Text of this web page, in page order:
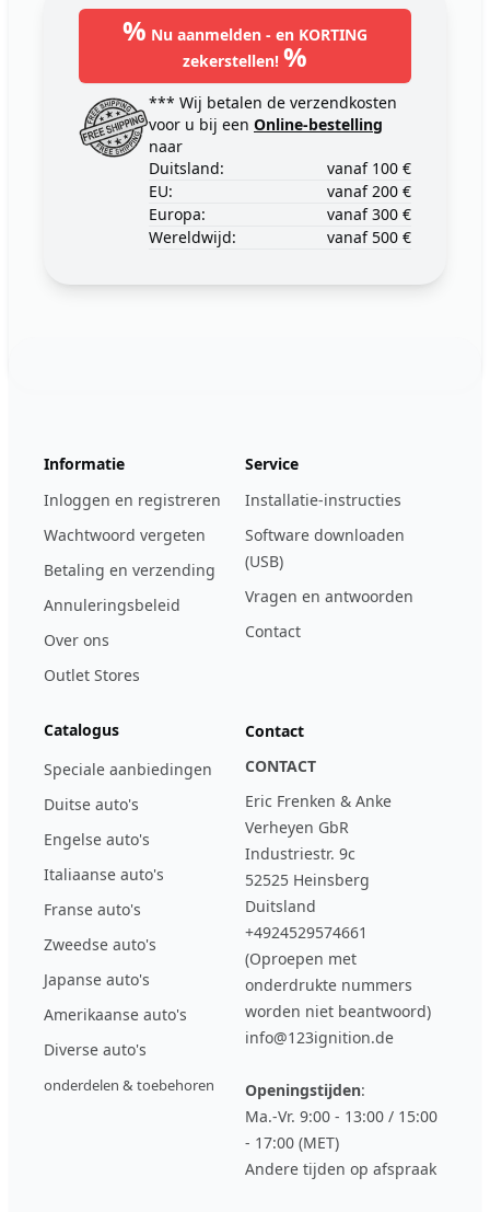
% Nu aanmelden - en KORTING
zekerstellen! %
*** Wij betalen de verzendkosten
voor u bij een Online-bestelling
naar
Duitsland:
vanaf 100 €
EU:
vanaf 200 €
Europa:
vanaf 300 €
Wereldwijd:
vanaf 500 €
Informatie
Inloggen en registreren
Wachtwoord vergeten
Betaling en verzending
Annuleringsbeleid
Over ons
Outlet Stores
Service
Installatie-instructies
Software downloaden
(USB)
Vragen en antwoorden
Contact
Catalogus
Speciale aanbiedingen
Duitse auto's
Engelse auto's
Italiaanse auto's
Franse auto's
Zweedse auto's
Japanse auto's
Amerikaanse auto's
Diverse auto's
onderdelen & toebehoren
Contact
CONTACT
Eric Frenken & Anke
Verheyen GbR
Industriestr. 9c
52525 Heinsberg
Duitsland
+4924529574661
(Oproepen met
onderdrukte nummers
worden niet beantwoord)
info@123ignition.de
Openingstijden:
Ma.-Vr. 9:00 - 13:00 / 15:00
- 17:00 (MET)
Andere tijden op afspraak